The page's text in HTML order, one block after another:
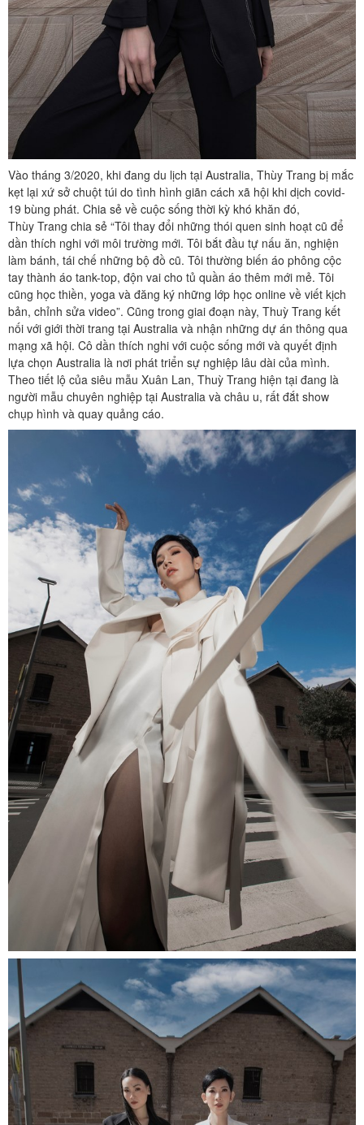
Vào tháng 3/2020, khi đang du lịch tại Australia, Thùy Trang bị mắc
kẹt lại xứ sở chuột túi do tình hình giãn cách xã hội khi dịch covid-
19 bùng phát. Chia sẻ về cuộc sống thời kỳ khó khăn đó,
Thùy Trang chia sẻ “Tôi thay đổi những thói quen sinh hoạt cũ để
dần thích nghi với môi trường mới. Tôi bắt đầu tự nấu ăn, nghiện
làm bánh, tái chế những bộ đồ cũ. Tôi thường biến áo phông cộc
tay thành áo tank-top, độn vai cho tủ quần áo thêm mới mẻ. Tôi
cũng học thiền, yoga và đăng ký những lớp học online về viết kịch
bản, chỉnh sửa video”. Cũng trong giai đoạn này, Thuỳ Trang kết
nối với giới thời trang tại Australia và nhận những dự án thông qua
mạng xã hội. Cô dần thích nghi với cuộc sống mới và quyết định
lựa chọn Australia là nơi phát triển sự nghiệp lâu dài của mình.
Theo tiết lộ của siêu mẫu Xuân Lan, Thuỳ Trang hiện tại đang là
người mẫu chuyên nghiệp tại Australia và châu u, rất đắt show
chụp hình và quay quảng cáo.